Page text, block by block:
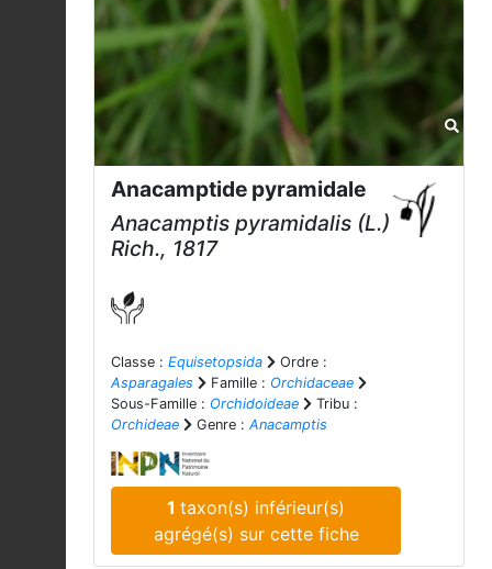
Anacamptide pyramidale
Anacamptis pyramidalis (L.)
Rich., 1817
Classe : Equisetopsida
Ordre :
Asparagales
Famille : Orchidaceae
Sous-Famille : Orchidoideae
Tribu :
Orchideae
Genre : Anacamptis
1taxon(s) inférieur(s)
agrégé(s) sur cette fiche